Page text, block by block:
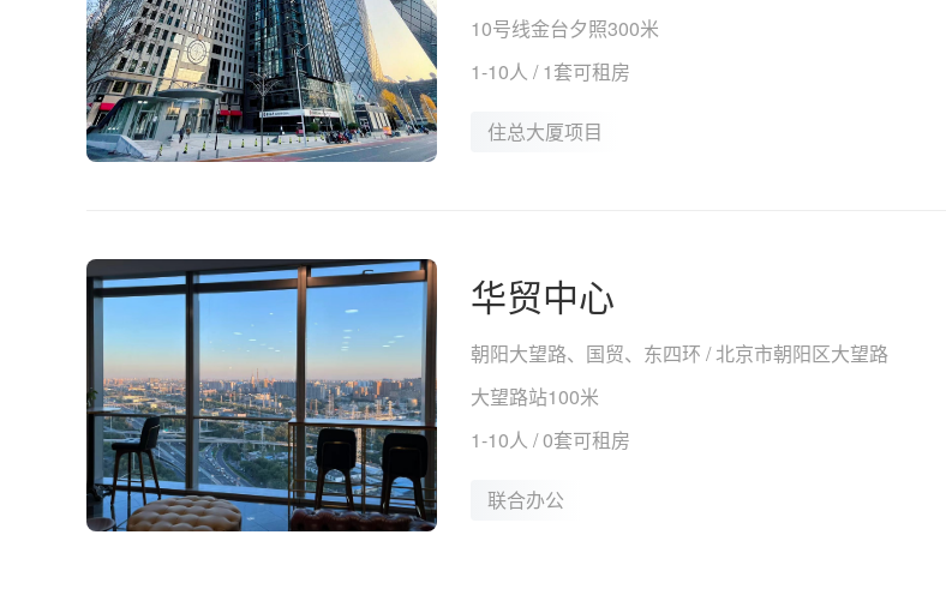
10号线金台夕照300米
1-10人 / 1套可租房
住总大厦项目
华贸中心
朝阳大望路、国贸、东四环 / 北京市朝阳区大望路
大望路站100米
1-10人 / 0套可租房
联合办公